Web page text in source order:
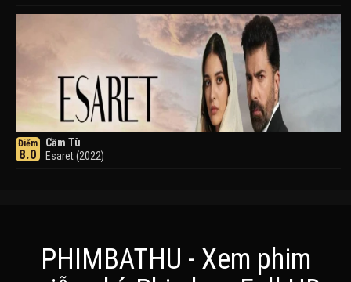
Điểm
8.0
Cầm Tù
Esaret (2022)
PHIMBATHU - Xem phim